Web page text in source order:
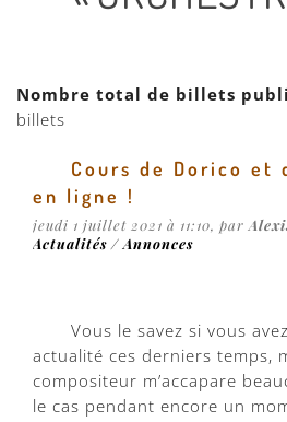
Nombre total de billets
billets
Cours de Dorico et
en ligne !
jeudi 1 juillet 2021 à 11:10, par
Actualités / Annonces
Vous le savez si vous
actualité ces derniers temps,
compositeur m’accapare
le cas pendant encore un